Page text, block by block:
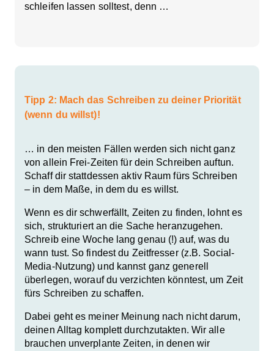
schleifen lassen solltest, denn …
Tipp 2: Mach das Schreiben zu deiner Priorität
(wenn du willst)!
… in den meisten Fällen werden sich nicht ganz
von allein Frei-Zeiten für dein Schreiben auftun.
Schaff dir stattdessen aktiv Raum fürs Schreiben
– in dem Maße, in dem du es willst.
Wenn es dir schwerfällt, Zeiten zu finden, lohnt es
sich, strukturiertan die Sache heranzugehen.
Schreib eine Woche lang genau (!) auf, was du
wann tust. So findest du Zeitfresser (z.B. Social-
Media-Nutzung) und kannst ganz generell
überlegen,worauf du verzichten könntest, um Zeit
fürs Schreiben zu schaffen.
Dabei geht es meiner Meinung nach nicht darum,
deinen Alltag komplett durchzutakten. Wir alle
brauchen unverplante Zeiten, in denen wir